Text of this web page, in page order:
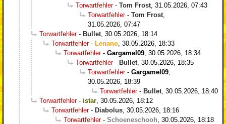
Torwartfehler- Tom Frost 31.05.2026, 07:43
Torwartfehler- Tom Frost
31.05.2026, 07:47
Torwartfehler- Bullet 30.05.2026, 18:14
Torwartfehler- Lenano 30.05.2026, 18:33
Torwartfehler- Gargamel09 30.05.2026, 18:34
Torwartfehler- Bullet 30.05.2026, 18:35
Torwartfehler- Gargamel09
30.05.2026, 18:39
Torwartfehler- Bullet 30.05.2026, 18:40
Torwartfehler- istar 30.05.2026, 18:12
Torwartfehler- Diabolus 30.05.2026, 18:16
Torwartfehler- Schoeneschooh 30.05.2026, 18:18